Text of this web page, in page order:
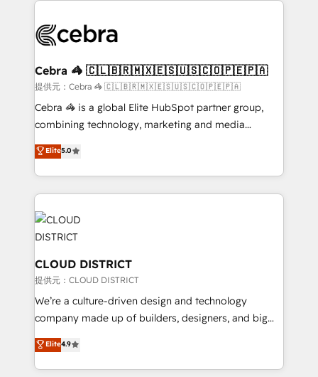
implementations, and 5,000+ pages ✨ CS: Clients
CS: 245% organic growth & +751% new visitors for a
full-funnel HubSpot project ✨ CS: 415% conversion
boost with a new HubSpot site Recognized leaders:
🏆 HubSpot Platform Migration Impact Award 🏆
Inbound Campaign of the Year 🏆 Gold AVA Digital
Award for Best Website 🌟 Accreditations: CRM
Cebra 🦓 🇨🇱🇧🇷🇲🇽🇪🇸🇺🇸🇨🇴🇵🇪🇵🇦
提供元：Cebra 🦓 🇨🇱🇧🇷🇲🇽🇪🇸🇺🇸🇨🇴🇵🇪🇵🇦
Cebra 🦓 is a global Elite HubSpot partner group,
combining technology, marketing and media
expertise across Latin America and Southern
Europe, with teams across 7 countries. Born in Chile,
we combine local insight with international reach to
help businesses grow through technology, creativity,
AI and strategy. For over 12 years, we’ve delivered
500+ HubSpot implementations, building end-to-
end solutions that integrate CRM, AI automation,
inbound and loop marketing, content, and digital
creativity. Our multicultural team works in Spanish,
Portuguese, and English to design scalable strategies
that drive measurable growth. 🌎 Highlights: • 10+
Platform Migration Excellence. • Top 3 Partner of the
Year LATAM 2022, 2023, 2024, 2025. • Partner of the
Elite5.0
CLOUD DISTRICT
提供元：CLOUD DISTRICT
We’re a culture-driven design and technology
company made up of builders, designers, and big
thinkers. We blend strategy, design, and
development—always fueled by curiosity—to turn
ideas, opportunities, and challenges into meaningful
Elite4.9